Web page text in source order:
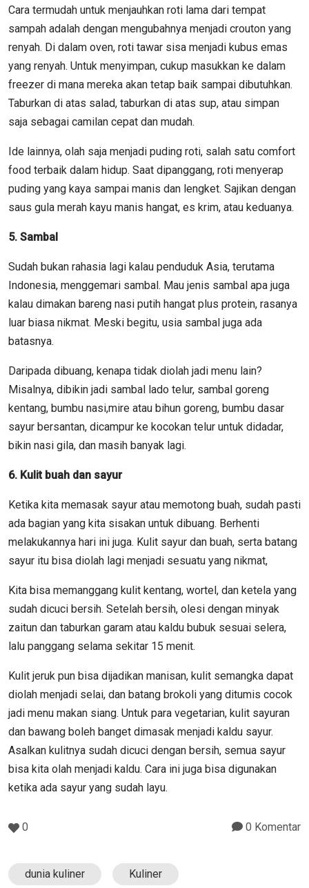
Cara termudah untuk menjauhkan roti lama dari tempat
sampah adalah dengan mengubahnya menjadi crouton yang
renyah. Di dalam oven, roti tawar sisa menjadi kubus emas
yang renyah. Untuk menyimpan, cukup masukkan ke dalam
freezer di mana mereka akan tetap baik sampai dibutuhkan.
Taburkan di atas salad, taburkan di atas sup, atau simpan
saja sebagai camilan cepat dan mudah.
Ide lainnya, olah saja menjadi puding roti, salah satu comfort
food terbaik dalam hidup. Saat dipanggang, roti menyerap
puding yang kaya sampai manis dan lengket. Sajikan dengan
saus gula merah kayu manis hangat, es krim, atau keduanya.
5. Sambal
Sudah bukan rahasia lagi kalau penduduk Asia, terutama
Indonesia, menggemari sambal. Mau jenis sambal apa juga
kalau dimakan bareng nasi putih hangat plus protein, rasanya
luar biasa nikmat. Meski begitu, usia sambal juga ada
batasnya.
Daripada dibuang, kenapa tidak diolah jadi menu lain?
Misalnya, dibikin jadi sambal lado telur, sambal goreng
kentang, bumbu nasi,mire atau bihun goreng, bumbu dasar
sayur bersantan, dicampur ke kocokan telur untuk didadar,
bikin nasi gila, dan masih banyak lagi.
6. Kulit buah dan sayur
Ketika kita memasak sayur atau memotong buah, sudah pasti
ada bagian yang kita sisakan untuk dibuang. Berhenti
melakukannya hari ini juga. Kulit sayur dan buah, serta batang
sayur itu bisa diolah lagi menjadi sesuatu yang nikmat,
Kita bisa memanggang kulit kentang, wortel, dan ketela yang
sudah dicuci bersih. Setelah bersih, olesi dengan minyak
zaitun dan taburkan garam atau kaldu bubuk sesuai selera,
lalu panggang selama sekitar 15 menit.
Kulit jeruk pun bisa dijadikan manisan, kulit semangka dapat
diolah menjadi selai, dan batang brokoli yang ditumis cocok
jadi menu makan siang. Untuk para vegetarian, kulit sayuran
dan bawang boleh banget dimasak menjadi kaldu sayur.
Asalkan kulitnya sudah dicuci dengan bersih, semua sayur
bisa kita olah menjadi kaldu. Cara ini juga bisa digunakan
ketika ada sayur yang sudah layu.
0 0 Komentar
dunia kuliner Kuliner